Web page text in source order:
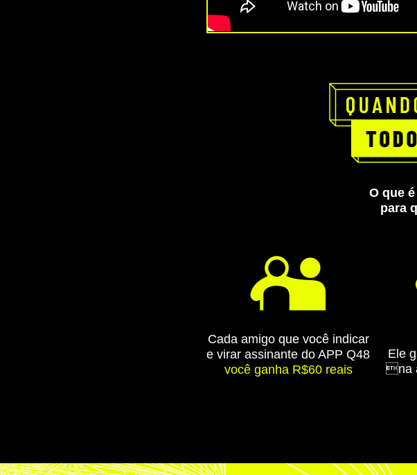
O que
para
Cada amigo que você indicar
e virar assinante do APP Q48
você ganha R$60 reais
Ele
na